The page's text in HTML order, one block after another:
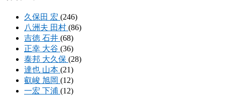
久保田 宏 (246)
八洲夫 田村 (86)
吉徳 石井 (68)
正幸 大谷 (36)
泰邦 大久保 (28)
達也 山本 (21)
叡峻 旭岡 (12)
一宏 下浦 (12)